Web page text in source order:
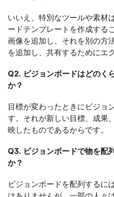
いいえ、特別なツールや素材
ードテンプレートを作成する
画像を追加し、それを別の方
を追加し、共有するためにエ
Q2. ビジョンボードはどのく
か？
目標が変わったときにビジョ
す。それが新しい目標、成果
映したものであるからです。
Q3. ビジョンボードで物を配
か？
ビジョンボードを配列するに